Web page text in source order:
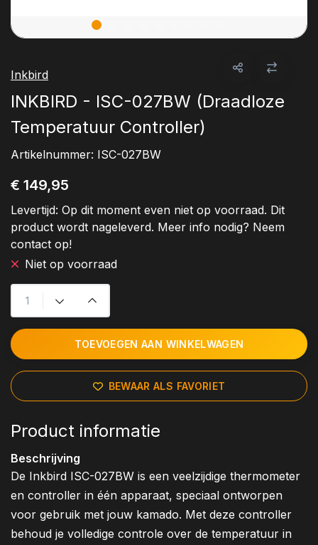
Inkbird
INKBIRD - ISC-027BW (Draadloze
Temperatuur Controller)
Artikelnummer: ISC-027BW
€ 149,95
Levertijd: Op dit moment even niet op voorraad. Dit
product wordt nageleverd. Meer info nodig? Neem
contact op!
Niet op voorraad
TOEVOEGEN AAN WINKELWAGEN
BEWAAR ALS FAVORIET
Product informatie
Beschrijving
De Inkbird ISC-027BW is een veelzijdige thermometer
en controller in één apparaat, speciaal ontworpen
voor gebruik met jouw kamado. Met deze controller
behoud je volledige controle over de temperatuur in